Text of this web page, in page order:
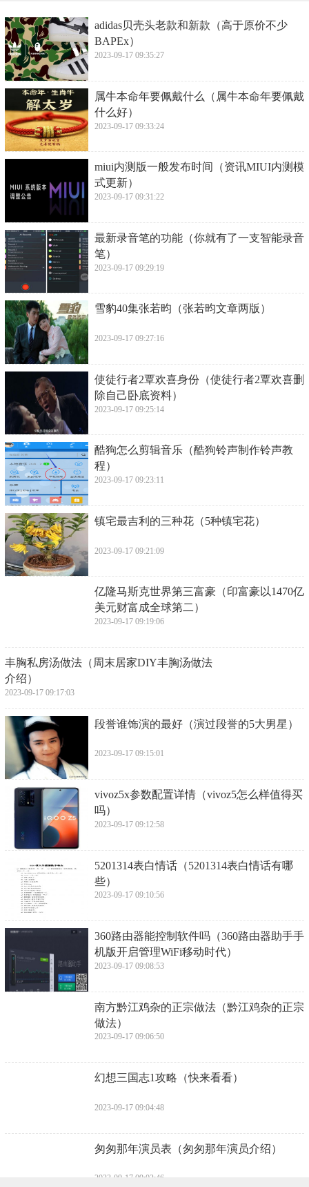
​adidas贝壳头老款和新款（高于原价不少
BAPEx）
2023-09-17 09:35:27
​属牛本命年要佩戴什么（属牛本命年要佩戴
什么好）
2023-09-17 09:33:24
​miui内测版一般发布时间（资讯MIUI内测模
式更新）
2023-09-17 09:31:22
​最新录音笔的功能（你就有了一支智能录音
笔）
2023-09-17 09:29:19
​雪豹40集张若昀（张若昀文章两版）
2023-09-17 09:27:16
​使徒行者2覃欢喜身份（使徒行者2覃欢喜删
除自己卧底资料）
2023-09-17 09:25:14
​酷狗怎么剪辑音乐（酷狗铃声制作铃声教
程）
2023-09-17 09:23:11
​镇宅最吉利的三种花（5种镇宅花）
2023-09-17 09:21:09
​亿隆马斯克世界第三富豪（印富豪以1470亿
美元财富成全球第二）
2023-09-17 09:19:06
​丰胸私房汤做法（周末居家DIY丰胸汤做法
介绍）
2023-09-17 09:17:03
​段誉谁饰演的最好（演过段誉的5大男星）
2023-09-17 09:15:01
​vivoz5x参数配置详情（vivoz5怎么样值得买
吗）
2023-09-17 09:12:58
​5201314表白情话（5201314表白情话有哪
些）
2023-09-17 09:10:56
​360路由器能控制软件吗（360路由器助手手
机版开启管理WiFi移动时代）
2023-09-17 09:08:53
​南方黔江鸡杂的正宗做法（黔江鸡杂的正宗
做法）
2023-09-17 09:06:50
​幻想三国志1攻略（快来看看）
2023-09-17 09:04:48
​匆匆那年演员表（匆匆那年演员介绍）
2023-09-17 09:02:46